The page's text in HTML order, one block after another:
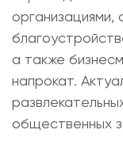
организациями,
а также
напрокат.
общественных